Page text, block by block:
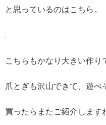
と思っているのはこちら。
こちらもかなり大きい作
爪とぎも沢山できて、遊べ
買ったらまたご紹介します